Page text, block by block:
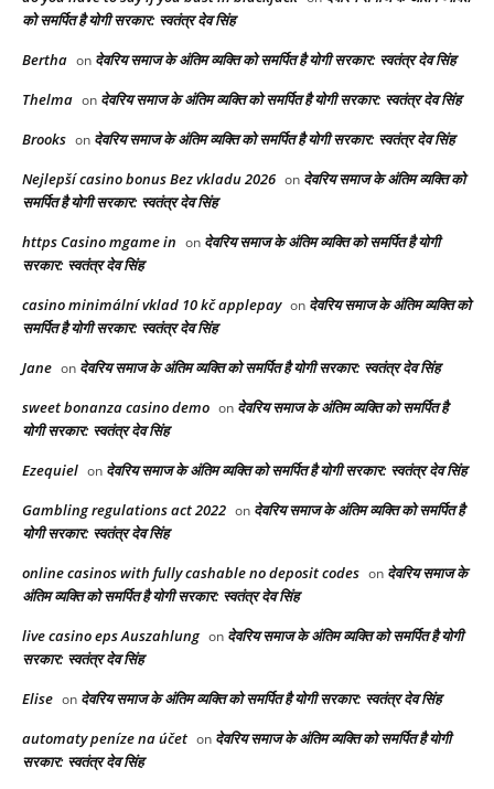
को समर्पित है योगी सरकार: स्वतंत्र देव सिंह
Bertha on देवरिय समाज के अंतिम व्यक्ति को समर्पित है योगी सरकार: स्वतंत्र देव सिंह
Thelma on देवरिय समाज के अंतिम व्यक्ति को समर्पित है योगी सरकार: स्वतंत्र देव सिंह
Brooks on देवरिय समाज के अंतिम व्यक्ति को समर्पित है योगी सरकार: स्वतंत्र देव सिंह
Nejlepší casino bonus Bez vkladu 2026 on देवरिय समाज के अंतिम व्यक्ति को
समर्पित है योगी सरकार: स्वतंत्र देव सिंह
https Casino mgame in on देवरिय समाज के अंतिम व्यक्ति को समर्पित है योगी
सरकार: स्वतंत्र देव सिंह
casino minimální vklad 10 kč applepay on देवरिय समाज के अंतिम व्यक्ति को
समर्पित है योगी सरकार: स्वतंत्र देव सिंह
Jane on देवरिय समाज के अंतिम व्यक्ति को समर्पित है योगी सरकार: स्वतंत्र देव सिंह
sweet bonanza casino demo on देवरिय समाज के अंतिम व्यक्ति को समर्पित है
योगी सरकार: स्वतंत्र देव सिंह
Ezequiel on देवरिय समाज के अंतिम व्यक्ति को समर्पित है योगी सरकार: स्वतंत्र देव सिंह
Gambling regulations act 2022 on देवरिय समाज के अंतिम व्यक्ति को समर्पित है
योगी सरकार: स्वतंत्र देव सिंह
online casinos with fully cashable no deposit codes on देवरिय समाज के
अंतिम व्यक्ति को समर्पित है योगी सरकार: स्वतंत्र देव सिंह
live casino eps Auszahlung on देवरिय समाज के अंतिम व्यक्ति को समर्पित है योगी
सरकार: स्वतंत्र देव सिंह
Elise on देवरिय समाज के अंतिम व्यक्ति को समर्पित है योगी सरकार: स्वतंत्र देव सिंह
automaty peníze na účet on देवरिय समाज के अंतिम व्यक्ति को समर्पित है योगी
सरकार: स्वतंत्र देव सिंह